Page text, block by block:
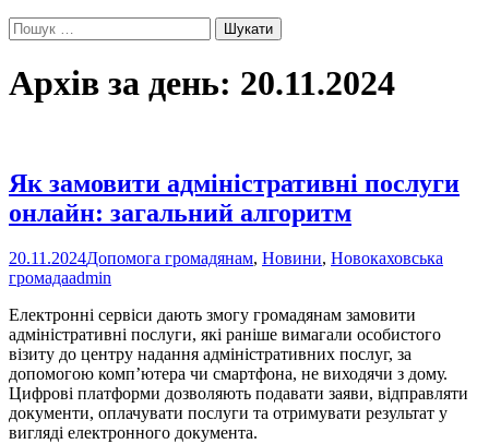
Пошук:
Архів за день: 20.11.2024
Як замовити адміністративні послуги
онлайн: загальний алгоритм
20.11.2024Допомога громадянам, Новини, Новокаховська
громадаadmin
Електронні сервіси дають змогу громадянам замовити
адміністративні послуги, які раніше вимагали особистого
візиту до центру надання адміністративних послуг, за
допомогою комп’ютера чи смартфона, не виходячи з дому.
Цифрові платформи дозволяють подавати заяви, відправляти
документи, оплачувати послуги та отримувати результат у
вигляді електронного документа.